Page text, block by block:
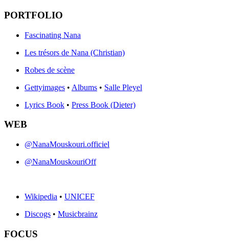
PORTFOLIO
Fascinating Nana
Les trésors de Nana (Christian)
Robes de scène
Gettyimages • Albums • Salle Pleyel
Lyrics Book • Press Book (Dieter)
WEB
@NanaMouskouri.officiel
@NanaMouskouriOff
Wikipedia • UNICEF
Discogs • Musicbrainz
FOCUS